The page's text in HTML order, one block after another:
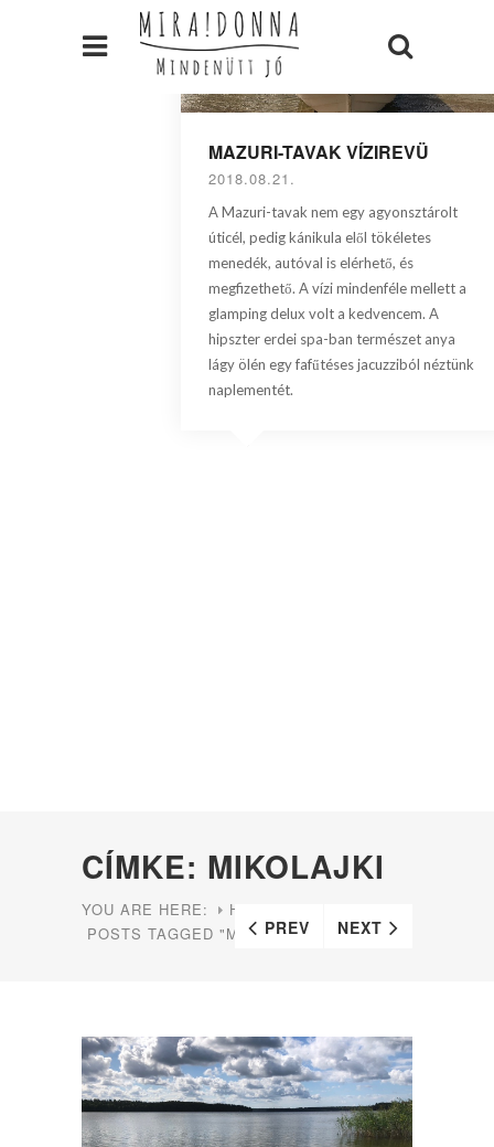
MAZURI-TAVAK VÍZIREVÜ
2018.08.21.
A Mazuri-tavak nem egy agyonsztárolt
úticél, pedig kánikula elől tökéletes
menedék, autóval is elérhető, és
megfizethető. A vízi mindenféle mellett a
glamping delux volt a kedvencem. A
hipszter erdei spa-ban természet anya
lágy ölén egy fafűtéses jacuzziból néztünk
naplementét.
CÍMKE: MIKOLAJKI
YOU ARE HERE:
HOME
POSTS TAGGED "MIKOLAJKI"
PREV NEXT